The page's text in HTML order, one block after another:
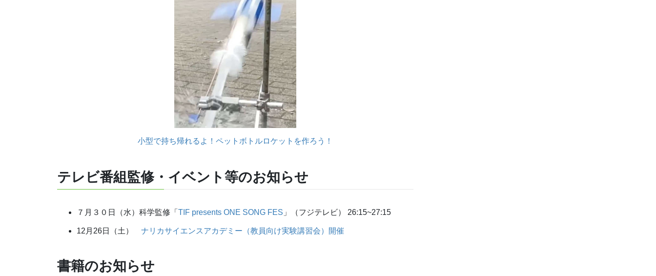
小型で持ち帰れるよ！ペットボトルロケットを作ろう！
テレビ番組監修・イベント等のお知らせ
７月３０日（水）科学監修「 TIF presents ONE SONG FES 」（フジテレビ） 26:15~27:15
12月26日（土） ナリカサイエンスアカデミー（教員向け実験講習会）開催
書籍のお知らせ